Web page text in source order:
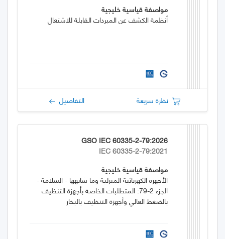
مواصفة قياسية خليجية
أنظمة الكشف عن المبردات القابلة للاشتعال
نظرة سريعة التفاصيل
GSO IEC 60335-2-79:2026
IEC 60335-2-79:2021
مواصفة قياسية خليجية
الأجهزة الكهربائية المنزلية وما شابهها - السلامة -
الجزء 2-79: المتطلبات الخاصة بأجهزة التنظيف
بالضغط العالي وأجهزة التنظيف بالبخار